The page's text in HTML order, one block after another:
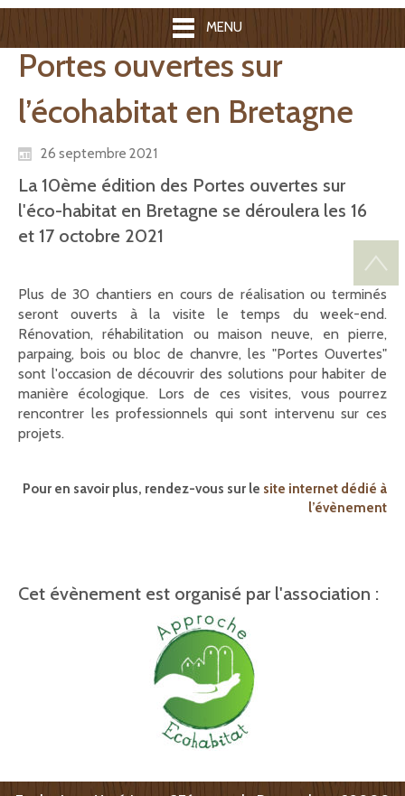
MENU
Portes ouvertes sur
l’écohabitat en Bretagne
26 septembre 2021
La 10ème édition des Portes ouvertes sur
l'éco-habitat en Bretagne se déroulera les 16
et 17 octobre 2021
Plus de 30 chantiers en cours de réalisation ou terminés
seront ouverts à la visite le temps du week-end.
Rénovation, réhabilitation ou maison neuve, en pierre,
parpaing, bois ou bloc de chanvre, les "Portes Ouvertes"
sont l'occasion de découvrir des solutions pour habiter de
manière écologique. Lors de ces visites, vous pourrez
rencontrer les professionnels qui sont intervenu sur ces
projets.
Pour en savoir plus, rendez-vous sur le site internet dédié à
l’évènement
Cet évènement est organisé par l'association :